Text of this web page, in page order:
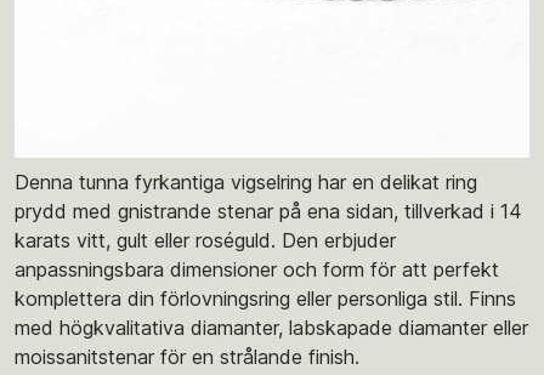
Denna tunna fyrkantiga vigselring har en delikat ring
prydd med gnistrande stenar på ena sidan, tillverkad i 14
karats vitt, gult eller roséguld. Den erbjuder
anpassningsbara dimensioner och form för att perfekt
komplettera din förlovningsring eller personliga stil. Finns
med högkvalitativa diamanter, labskapade diamanter eller
moissanitstenar för en strålande finish.